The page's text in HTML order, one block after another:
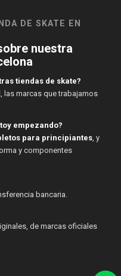
DE SKATE EN
nuestra
tiendas de skate?
las marcas que trabajamos
empezando?
para principiantes, y
y componentes
bancaria.
de marcas oficiales